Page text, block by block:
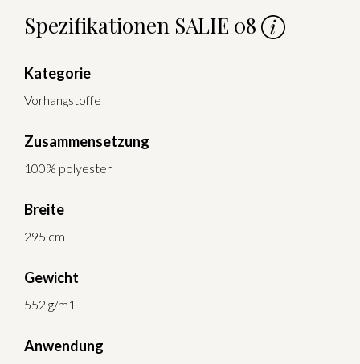
Spezifikationen SALIE 08
Kategorie
Vorhangstoffe
Zusammensetzung
100% polyester
Breite
295 cm
Gewicht
552 g/m1
Anwendung